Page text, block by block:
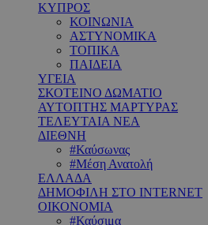
ΚΥΠΡΟΣ
ΚΟΙΝΩΝΙΑ
ΑΣΤΥΝΟΜΙΚΑ
ΤΟΠΙΚΑ
ΠΑΙΔΕΙΑ
ΥΓΕΙΑ
ΣΚΟΤΕΙΝΟ ΔΩΜΑΤΙΟ
ΑΥΤΟΠΤΗΣ ΜΑΡΤΥΡΑΣ
ΤΕΛΕΥΤΑΙΑ ΝΕΑ
ΔΙΕΘΝΗ
#Καύσωνας
#Μέση Ανατολή
ΕΛΛΑΔΑ
ΔΗΜΟΦΙΛΗ ΣΤΟ INTERNET
ΟΙΚΟΝΟΜΙΑ
#Καύσιμα